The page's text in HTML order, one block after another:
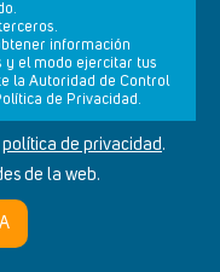
información
y el modo ejercitar tus
la Autoridad de Control
de Privacidad.
política de privacidad.
de la web.
Política de cookies
reservados